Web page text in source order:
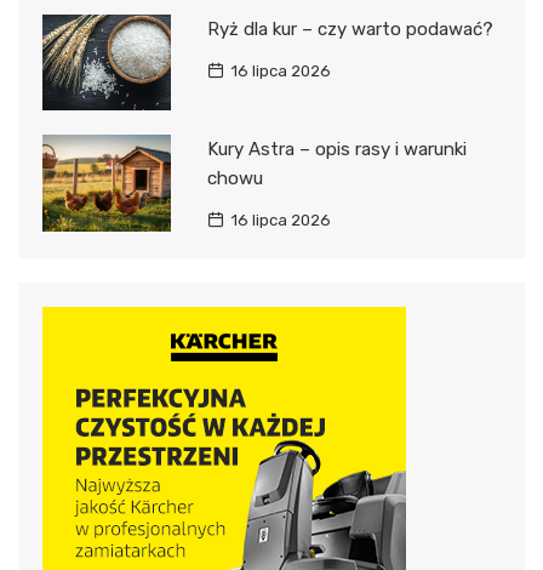
Ryż dla kur – czy warto podawać?
16 lipca 2026
Kury Astra – opis rasy i warunki
chowu
16 lipca 2026